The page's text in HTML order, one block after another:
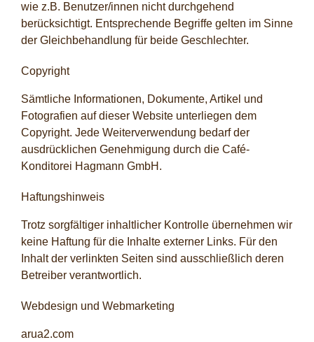
wie z.B. Benutzer/innen nicht durchgehend
berücksichtigt. Entsprechende Begriffe gelten im Sinne
der Gleichbehandlung für beide Geschlechter.
Copyright
Sämtliche Informationen, Dokumente, Artikel und
Fotografien auf dieser Website unterliegen dem
Copyright. Jede Weiterverwendung bedarf der
ausdrücklichen Genehmigung durch die Café-
Konditorei Hagmann GmbH.
Haftungshinweis
Trotz sorgfältiger inhaltlicher Kontrolle übernehmen wir
keine Haftung für die Inhalte externer Links. Für den
Inhalt der verlinkten Seiten sind ausschließlich deren
Betreiber verantwortlich.
Webdesign und Webmarketing
arua2.com